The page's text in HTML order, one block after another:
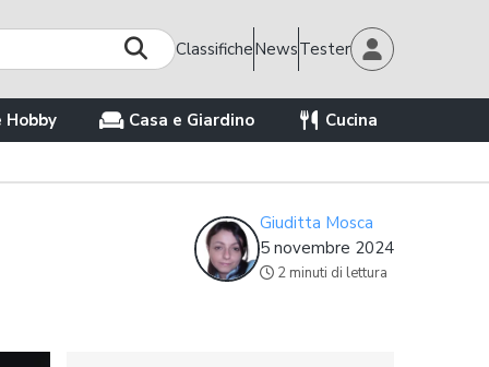
ClassificheNewsTester
Hobby Casa e Giardino Cucina
Giuditta Mosca
5 novembre 2024
2 minuti di lettura